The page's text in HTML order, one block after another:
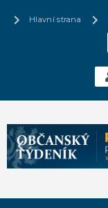
Hlavní strana